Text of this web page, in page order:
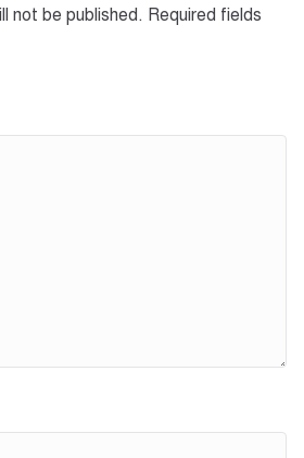
not be published. Required fields